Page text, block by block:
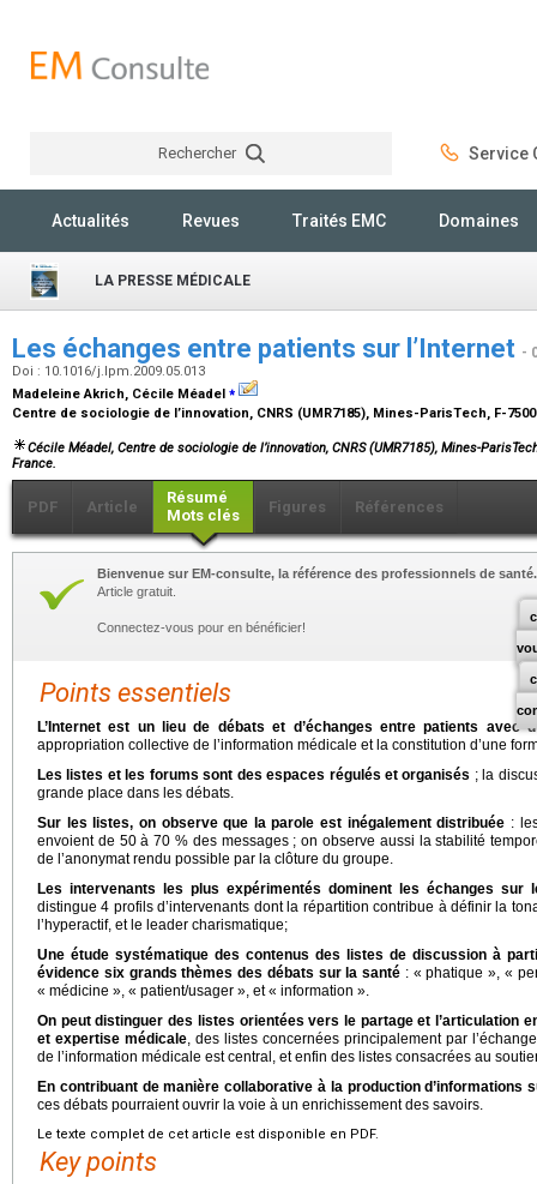
Rechercher Service
Actualités Revues Traités EMC Domaines
LA PRESSE MÉDICALE
Les échanges entre patients sur l’Internet -
Doi : 10.1016/j.lpm.2009.05.013
Madeleine Akrich, Cécile Méadel ⁎
Centre de sociologie de l’innovation, CNRS (UMR7185), Mines-ParisTech, F-
Cécile Méadel, Centre de sociologie de l’innovation, CNRS (UMR7185), Mines-
France.
PDF Article
Résumé
Mots clés
Figures Références
Bienvenue sur EM-consulte, la référence des professionnels de santé.
Article gratuit.
Connectez-vous pour en bénéficier!
Points essentiels
L’Internet est un lieu de débats et d’échanges entre patients avec
appropriation collective de l’information médicale et la constitution d’une
Les listes et les forums sont des espaces régulés et organisés ; la
grande place dans les débats.
Sur les listes, on observe que la parole est inégalement distribuée :
envoient de 50 à 70 % des messages ; on observe aussi la stabilité
de l’anonymat rendu possible par la clôture du groupe.
Les intervenants les plus expérimentés dominent les échanges
distingue 4 profils d’intervenants dont la répartition contribue à définir la
l’hyperactif, et le leader charismatique;
Une étude systématique des contenus des listes de discussion à
évidence six grands thèmes des débats sur la santé : « phatique », «
« médicine », « patient/usager », et « information ».
On peut distinguer des listes orientées vers le partage et l’articulation
et expertise médicale, des listes concernées principalement par
de l’information médicale est central, et enfin des listes consacrées au
En contribuant de manière collaborative à la production d’informations
ces débats pourraient ouvrir la voie à un enrichissement des savoirs.
Le texte complet de cet article est disponible en PDF.
Key points